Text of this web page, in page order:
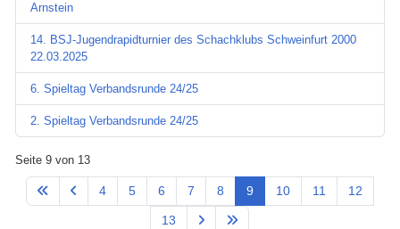
Arnstein
14. BSJ-Jugendrapidturnier des Schachklubs Schweinfurt 2000
22.03.2025
6. Spieltag Verbandsrunde 24/25
2. Spieltag Verbandsrunde 24/25
Seite 9 von 13
4 5 6 7 8 9 10 11 12
13